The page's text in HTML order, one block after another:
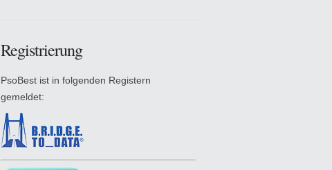
Registrierung
PsoBest ist in folgenden Registern
gemeldet: